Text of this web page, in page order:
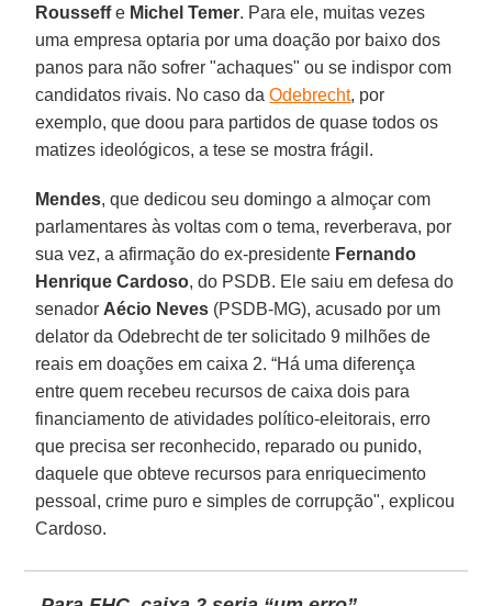
Rousseffe Michel Temer. Para ele, muitas vezes
uma empresa optaria por uma doação por baixo dos
panos para não sofrer "achaques" ou se indispor com
candidatos rivais. No caso daOdebrecht, por
exemplo, que doou para partidos de quase todos os
matizes ideológicos, a tese se mostra frágil.
Mendes, que dedicou seu domingo a almoçar com
parlamentares às voltas com o tema, reverberava, por
sua vez, a afirmação do ex-presidente Fernando
Henrique Cardoso, do PSDB. Ele saiu em defesa do
senador Aécio Neves (PSDB-MG), acusado por um
delator da Odebrecht de ter solicitado 9 milhões de
reais em doações em caixa 2. “Há uma diferença
entre quem recebeu recursos de caixa dois para
financiamento de atividades político-eleitorais, erro
que precisa ser reconhecido, reparado ou punido,
daquele que obteve recursos para enriquecimento
pessoal, crime puro e simples de corrupção", explicou
Cardoso.